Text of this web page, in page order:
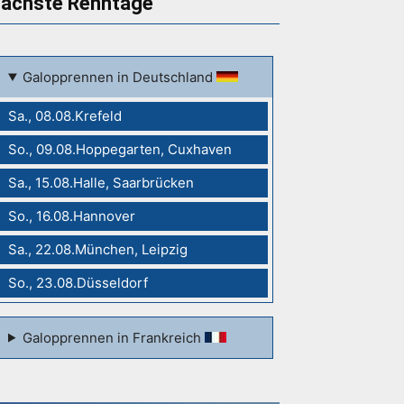
Galopprennen in Deutschland
Sa., 08.08.Krefeld
So., 09.08.Hoppegarten, Cuxhaven
Sa., 15.08.Halle, Saarbrücken
So., 16.08.Hannover
Sa., 22.08.München, Leipzig
So., 23.08.Düsseldorf
Galopprennen in Frankreich